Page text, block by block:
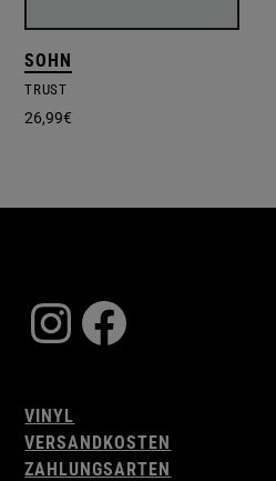
SOHN
TRUST
26,99€
Instagram
Facebook
VINYL
VERSANDKOSTEN
ZAHLUNGSARTEN